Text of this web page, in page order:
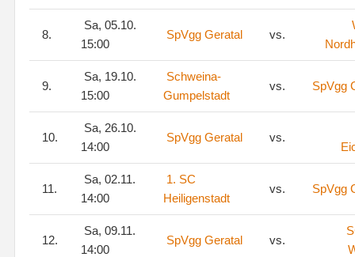
8.
Sa, 05.10.
15:00
SpVgg Geratal vs.
9.
Sa, 19.10.
15:00
Schweina-
Gumpelstadt
vs. SpVgg
10.
Sa, 26.10.
14:00
SpVgg Geratal vs.
11.
Sa, 02.11.
14:00
1. SC
Heiligenstadt
vs. SpVgg
12.
Sa, 09.11.
14:00
SpVgg Geratal vs.